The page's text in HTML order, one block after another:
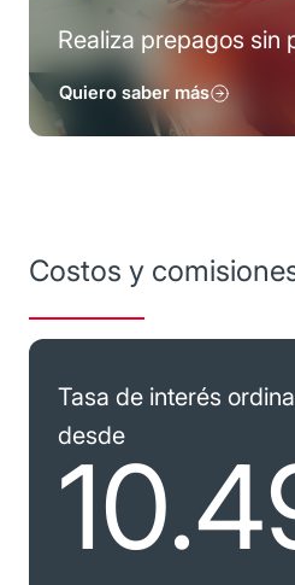
Realiza prepagos sin
Quiero saber más
Costos y
Tasa de interés
desde